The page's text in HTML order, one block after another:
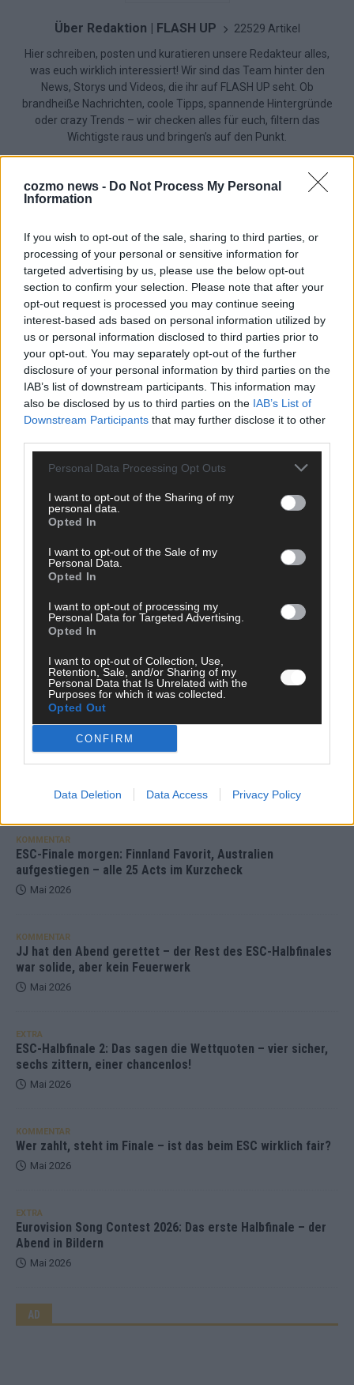
cozmo news - Do Not Process My Personal
Information
If you wish to opt-out of the sale, sharing to third parties, or
processing of your personal or sensitive information for
targeted advertising by us, please use the below opt-out
section to confirm your selection. Please note that after your
opt-out request is processed you may continue seeing
interest-based ads based on personal information utilized by
us or personal information disclosed to third parties prior to
your opt-out. You may separately opt-out of the further
disclosure of your personal information by third parties on the
IAB’s list of downstream participants. This information may
also be disclosed by us to third parties on the IAB’s List of
Downstream Participants that may further disclose it to other
Personal Data Processing Opt Outs
I want to opt-out of the Sharing of my
personal data.
Opted In
I want to opt-out of the Sale of my
Personal Data.
Opted In
I want to opt-out of processing my
Personal Data for Targeted Advertising.
Opted In
I want to opt-out of Collection, Use,
Retention, Sale, and/or Sharing of my
Personal Data that Is Unrelated with the
Purposes for which it was collected.
Opted Out
CONFIRM
Data Deletion Data Access Privacy Policy
Über Redaktion | FLASH UP 22529 Artikel
Hier schreiben, posten und kuratieren unsere Redakteur alles,
was euch wirklich interessiert! Wir sind das Team hinter den
News, Storys und Videos, die ihr auf FLASH UP seht. Ob
brandheiße Nachrichten, coole Tipps, spannende Hintergründe
oder crazy Trends – wir checken alles für euch, filtern das
Wichtigste raus und bringen’s auf den Punkt.
TOP STORIES
Monaco, Sallys Café, Westernbrauerei – der
EXTRA
Juni 2026
DARA gewinnt verdient, Israel beunruhigend –
unser Kommentar zum ESC 2026
KOMMENTAR
Mai 2026
KOMMENTAR
ESC-Finale morgen: Finnland Favorit, Australien
aufgestiegen – alle 25 Acts im Kurzcheck
Mai 2026
KOMMENTAR
JJ hat den Abend gerettet – der Rest des ESC-Halbfinales
war solide, aber kein Feuerwerk
Mai 2026
EXTRA
ESC-Halbfinale 2: Das sagen die Wettquoten – vier sicher,
sechs zittern, einer chancenlos!
Mai 2026
KOMMENTAR
Wer zahlt, steht im Finale – ist das beim ESC wirklich fair?
Mai 2026
EXTRA
Eurovision Song Contest 2026: Das erste Halbfinale – der
Abend in Bildern
Mai 2026
AD